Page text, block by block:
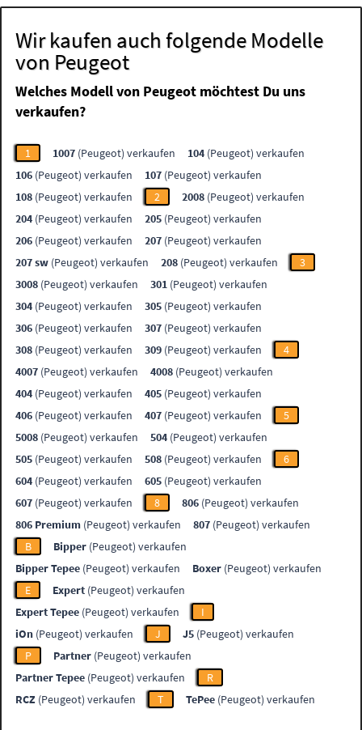
Wir kaufen auch folgende Modelle
von Peugeot
Welches Modell von Peugeot möchtest Du uns
verkaufen?
1 1007 (Peugeot) verkaufen 104 (Peugeot) verkaufen
106 (Peugeot) verkaufen 107 (Peugeot) verkaufen
108 (Peugeot) verkaufen 2 2008 (Peugeot) verkaufen
204 (Peugeot) verkaufen 205 (Peugeot) verkaufen
206 (Peugeot) verkaufen 207 (Peugeot) verkaufen
207 sw (Peugeot) verkaufen 208 (Peugeot) verkaufen
3
3008 (Peugeot) verkaufen 301 (Peugeot) verkaufen
304 (Peugeot) verkaufen 305 (Peugeot) verkaufen
306 (Peugeot) verkaufen 307 (Peugeot) verkaufen
308 (Peugeot) verkaufen 309 (Peugeot) verkaufen
4
4007 (Peugeot) verkaufen 4008 (Peugeot) verkaufen
404 (Peugeot) verkaufen 405 (Peugeot) verkaufen
406 (Peugeot) verkaufen 407 (Peugeot) verkaufen
5
5008 (Peugeot) verkaufen 504 (Peugeot) verkaufen
505 (Peugeot) verkaufen 508 (Peugeot) verkaufen
6
604 (Peugeot) verkaufen 605 (Peugeot) verkaufen
607 (Peugeot) verkaufen 8 806 (Peugeot) verkaufen
806 Premium (Peugeot) verkaufen 807 (Peugeot) verkaufen
B
Bipper (Peugeot) verkaufen
Bipper Tepee (Peugeot) verkaufen Boxer (Peugeot) verkaufen
E
Expert (Peugeot) verkaufen
Expert Tepee (Peugeot) verkaufen
I
iOn (Peugeot) verkaufen J J5 (Peugeot) verkaufen
P
Partner (Peugeot) verkaufen
Partner Tepee (Peugeot) verkaufen
R
RCZ (Peugeot) verkaufen T TePee (Peugeot) verkaufen